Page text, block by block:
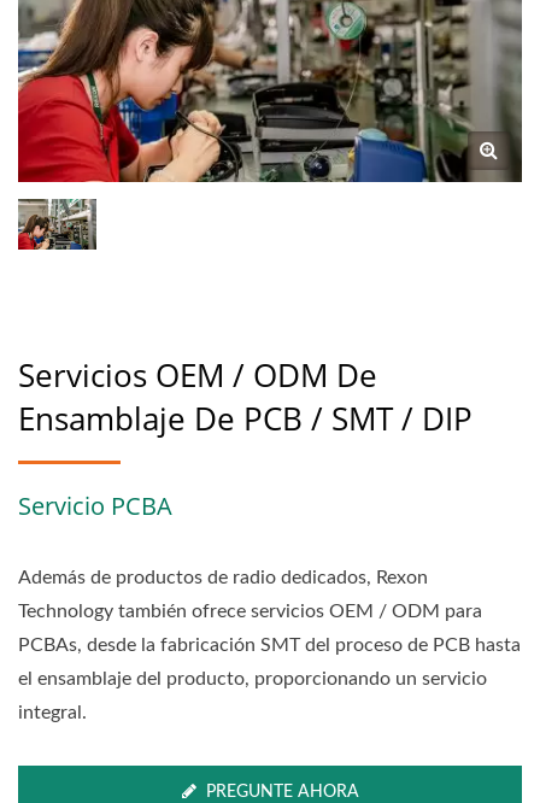
Servicios OEM / ODM De
Ensamblaje De PCB / SMT / DIP
Servicio PCBA
Además de productos de radio dedicados, Rexon
Technology también ofrece servicios OEM / ODM para
PCBAs, desde la fabricación SMT del proceso de PCB hasta
el ensamblaje del producto, proporcionando un servicio
integral.
PREGUNTE AHORA